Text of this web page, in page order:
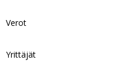
Verot
Yrittäjät